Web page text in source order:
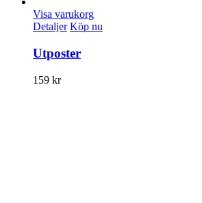
Visa varukorg
Detaljer Köp nu
Utposter
159 kr